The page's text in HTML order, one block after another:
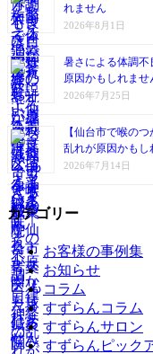
れません
2026年8月1日
暑さによる体調
原因かもしれませ
2026年7月25日
【仙台市で喉の
乱れが原因かもし
2026年7月14日
カテゴリー
お客様の事例集
お知らせ
コラム
すずらんコラム
すずらんサロン
すずらんピック